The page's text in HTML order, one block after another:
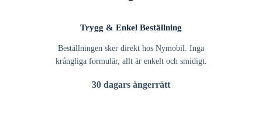
Trygg & Enkel Beställning
Beställningen sker direkt hos Nymobil. Inga
krångliga formulär, allt är enkelt och smidigt.
30 dagars ångerrätt